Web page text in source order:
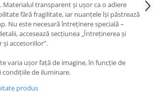
(mărturii)
Materialul transparent și ușor ca o adiere
fără fragilitate, iar nuanțele își păstrează
Nu este necesară întreținere specială –
accesează secțiunea „Întreținerea și
accesoriilor”.
varia ușor față de imagine, în funcție de
condițiile de iluminare.
produs